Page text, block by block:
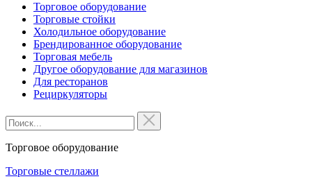
Торговое оборудование
Торговые стойки
Холодильное оборудование
Брендированное оборудование
Торговая мебель
Другое оборудование для магазинов
Для ресторанов
Рециркуляторы
Торговое оборудование
Торговые стеллажи